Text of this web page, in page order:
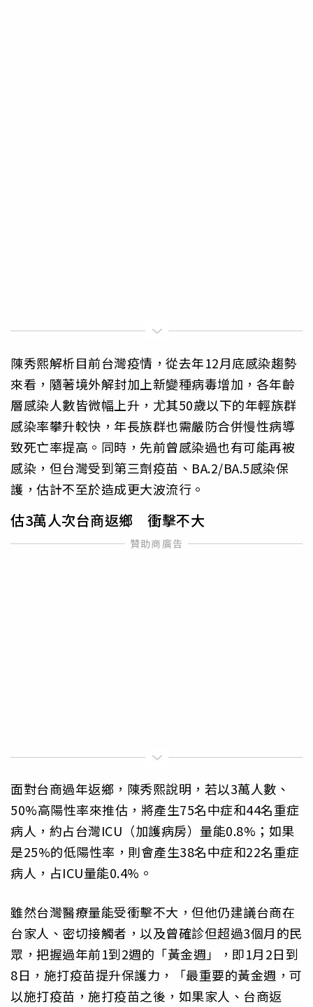
陳秀熙解析目前台灣疫情，從去年12月底感染趨勢
來看，隨著境外解封加上新變種病毒增加，各年齡
層感染人數皆微幅上升，尤其50歲以下的年輕族群
感染率攀升較快，年長族群也需嚴防合併慢性病導
致死亡率提高。同時，先前曾感染過也有可能再被
感染，但台灣受到第三劑疫苗、BA.2/BA.5感染保
護，估計不至於造成更大波流行。
估3萬人次台商返鄉 衝擊不大
面對台商過年返鄉，陳秀熙說明，若以3萬人數、
50%高陽性率來推估，將產生75名中症和44名重症
病人，約占台灣ICU（加護病房）量能0.8%；如果
是25%的低陽性率，則會產生38名中症和22名重症
病人，占ICU量能0.4%。
雖然台灣醫療量能受衝擊不大，但他仍建議台商在
台家人、密切接觸者，以及曾確診但超過3個月的民
眾，把握過年前1到2週的「黃金週」，即1月2日到
8日，施打疫苗提升保護力，「最重要的黃金週，可
以施打疫苗，施打疫苗之後，如果家人、台商返